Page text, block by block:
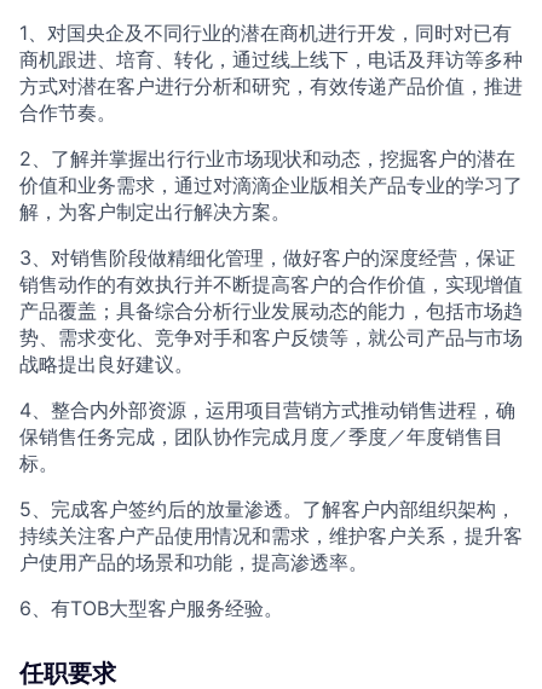
1、对国央企及不同行业的潜在商机进行开发，同时对已有
商机跟进、培育、转化，通过线上线下，电话及拜访等多种
方式对潜在客户进行分析和研究，有效传递产品价值，推进
合作节奏。
2、了解并掌握出行行业市场现状和动态，挖掘客户的潜在
价值和业务需求，通过对滴滴企业版相关产品专业的学习了
解，为客户制定出行解决方案。
3、对销售阶段做精细化管理，做好客户的深度经营，保证
销售动作的有效执行并不断提高客户的合作价值，实现增值
产品覆盖；具备综合分析行业发展动态的能力，包括市场趋
势、需求变化、竞争对手和客户反馈等，就公司产品与市场
战略提出良好建议。
4、整合内外部资源，运用项目营销方式推动销售进程，确
保销售任务完成，团队协作完成月度／季度／年度销售目
标。
5、完成客户签约后的放量渗透。了解客户内部组织架构，
持续关注客户产品使用情况和需求，维护客户关系，提升客
户使用产品的场景和功能，提高渗透率。
6、有TOB大型客户服务经验。
任职要求